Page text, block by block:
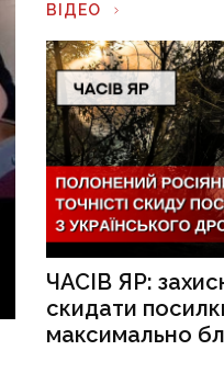
ВІДЕО
ЧАСІВ ЯР:
скидати
максимально